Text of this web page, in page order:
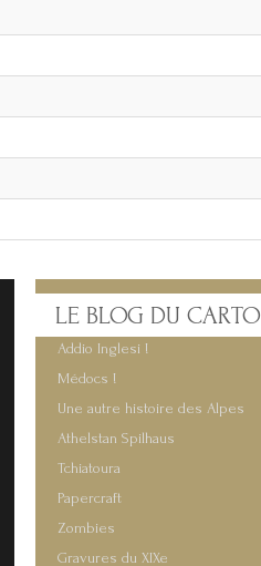
LE BLOG DU CARTO
Addio Inglesi !
Médocs !
Une autre histoire des Alpes
Athelstan Spilhaus
Tchiatoura
Papercraft
Zombies
Gravures du XIXe